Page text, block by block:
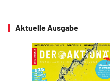
Aktuelle Ausgabe